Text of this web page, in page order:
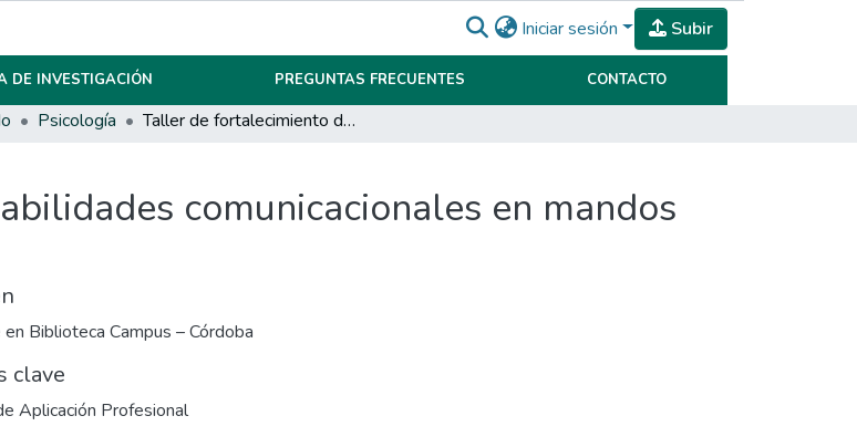
Iniciar sesión Subir
DE INVESTIGACIÓN PREGUNTAS FRECUENTES CONTACTO
Psicología Taller de fortalecimiento de habilidades comunicacionales en mandos de HELACOR SA.
comunicacionales en mandos
Biblioteca Campus – Córdoba
clave
Aplicación Profesional